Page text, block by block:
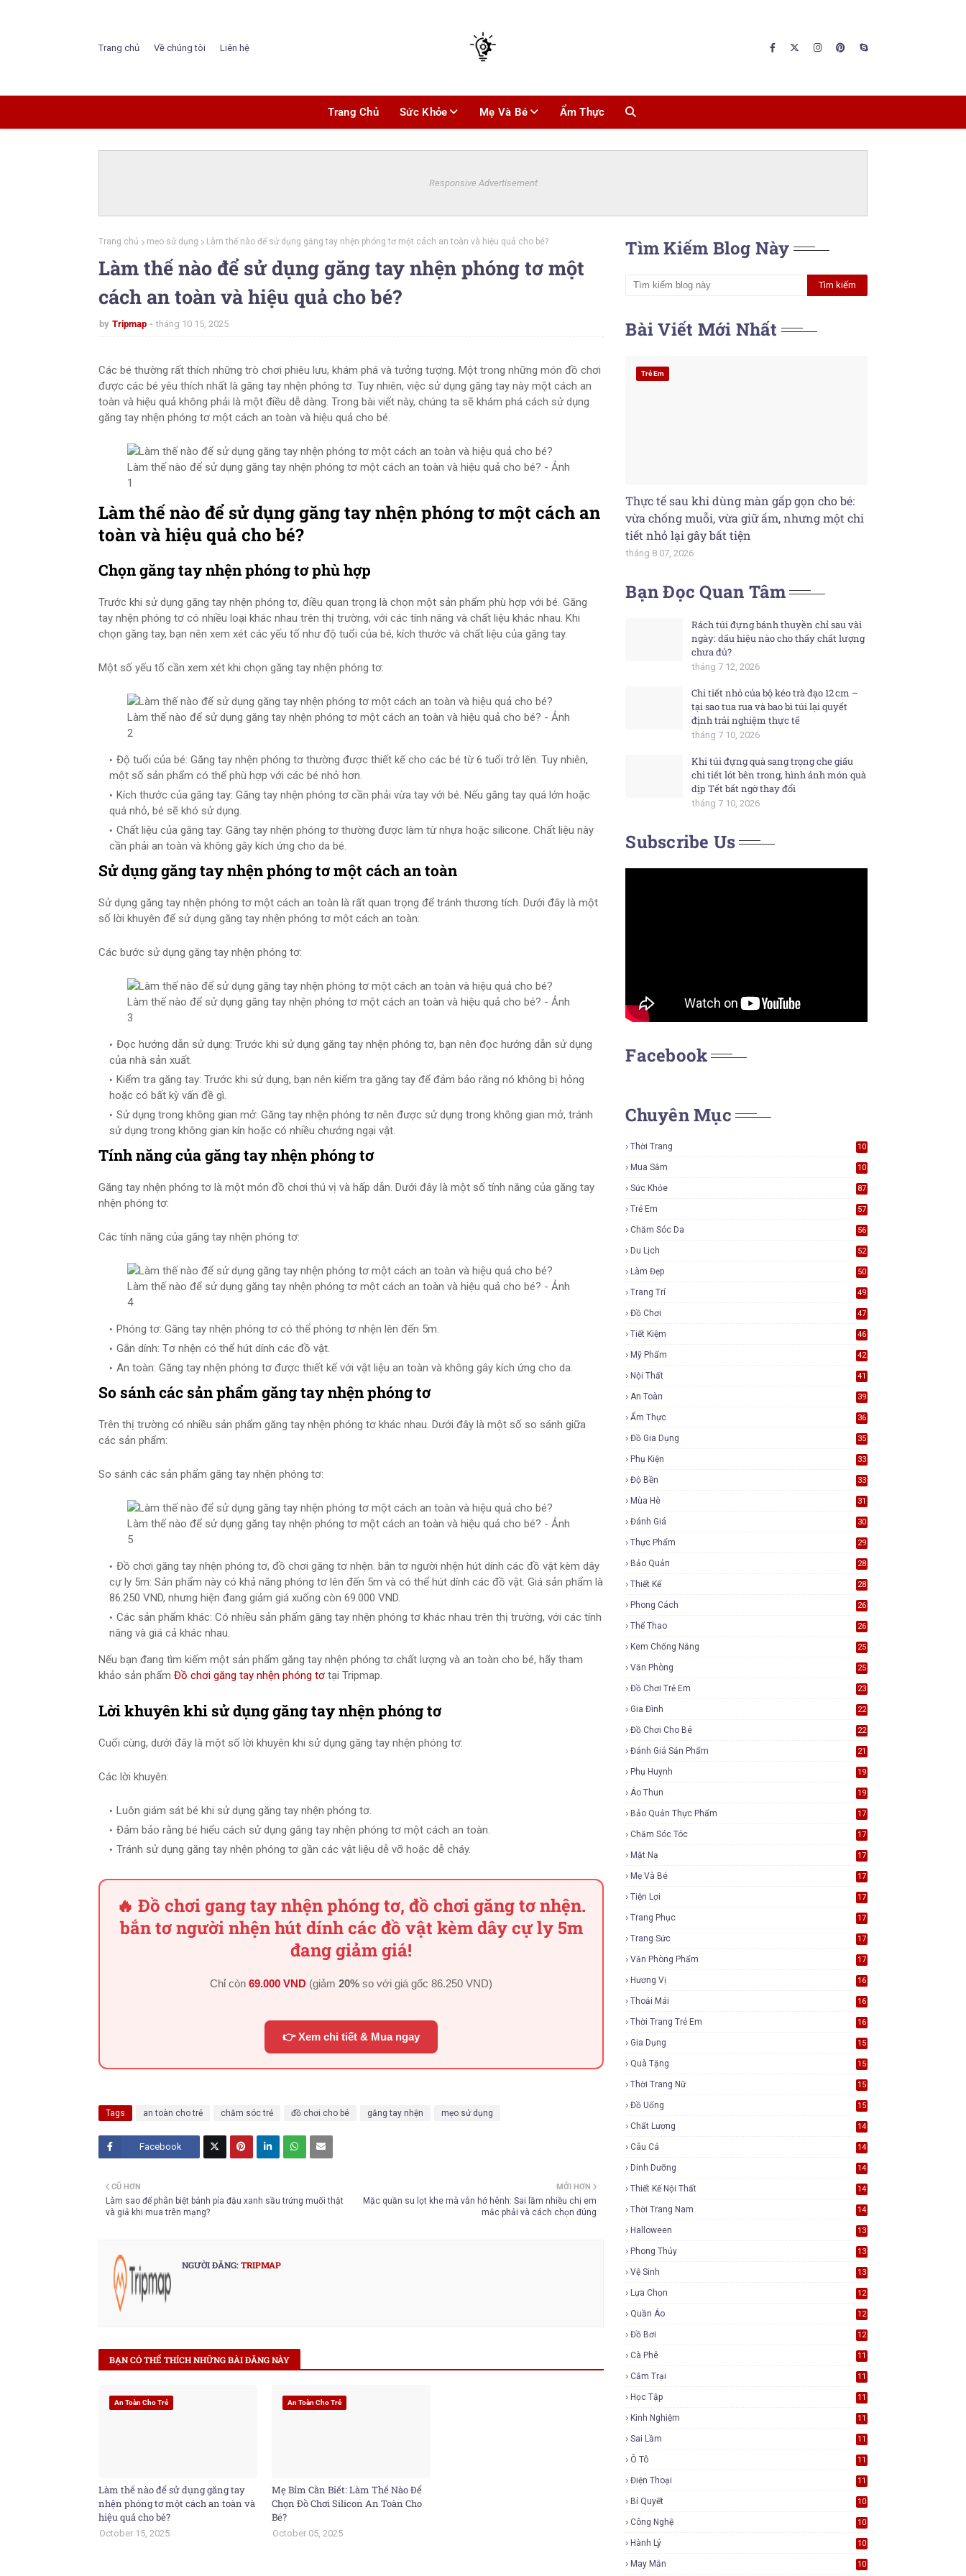
Trang chủ Về chúng tôi Liên hệ
Trang Chủ Sức Khỏe Mẹ Và Bé Ẩm Thực
Responsive Advertisement
Trang chủ mẹo sử dụng Làm thế nào để sử dụng găng tay nhện phóng tơ một cách an toàn và hiệu quả cho bé?
Làm thế nào để sử dụng găng tay nhện phóng tơ một
cách an toàn và hiệu quả cho bé?
by Tripmap tháng 10 15, 2025
Các bé thường rất thích những trò chơi phiêu lưu, khám phá và tưởng tượng. Một trong những món đồ chơi
được các bé yêu thích nhất là găng tay nhện phóng tơ. Tuy nhiên, việc sử dụng găng tay này một cách an
toàn và hiệu quả không phải là một điều dễ dàng. Trong bài viết này, chúng ta sẽ khám phá cách sử dụng
găng tay nhện phóng tơ một cách an toàn và hiệu quả cho bé.
Làm thế nào để sử dụng găng tay nhện phóng tơ một cách an toàn và hiệu quả cho bé? - Ảnh
1
Làm thế nào để sử dụng găng tay nhện phóng tơ một cách an
toàn và hiệu quả cho bé?
Chọn găng tay nhện phóng tơ phù hợp
Trước khi sử dụng găng tay nhện phóng tơ, điều quan trọng là chọn một sản phẩm phù hợp với bé. Găng
tay nhện phóng tơ có nhiều loại khác nhau trên thị trường, với các tính năng và chất liệu khác nhau. Khi
chọn găng tay, bạn nên xem xét các yếu tố như độ tuổi của bé, kích thước và chất liệu của găng tay.
Một số yếu tố cần xem xét khi chọn găng tay nhện phóng tơ:
Làm thế nào để sử dụng găng tay nhện phóng tơ một cách an toàn và hiệu quả cho bé? - Ảnh
2
Độ tuổi của bé: Găng tay nhện phóng tơ thường được thiết kế cho các bé từ 6 tuổi trở lên. Tuy nhiên,
một số sản phẩm có thể phù hợp với các bé nhỏ hơn.
Kích thước của găng tay: Găng tay nhện phóng tơ cần phải vừa tay với bé. Nếu găng tay quá lớn hoặc
quá nhỏ, bé sẽ khó sử dụng.
Chất liệu của găng tay: Găng tay nhện phóng tơ thường được làm từ nhựa hoặc silicone. Chất liệu này
cần phải an toàn và không gây kích ứng cho da bé.
Sử dụng găng tay nhện phóng tơ một cách an toàn
Sử dụng găng tay nhện phóng tơ một cách an toàn là rất quan trọng để tránh thương tích. Dưới đây là một
số lời khuyên để sử dụng găng tay nhện phóng tơ một cách an toàn:
Các bước sử dụng găng tay nhện phóng tơ:
Làm thế nào để sử dụng găng tay nhện phóng tơ một cách an toàn và hiệu quả cho bé? - Ảnh
3
Đọc hướng dẫn sử dụng: Trước khi sử dụng găng tay nhện phóng tơ, bạn nên đọc hướng dẫn sử dụng
của nhà sản xuất.
Kiểm tra găng tay: Trước khi sử dụng, bạn nên kiểm tra găng tay để đảm bảo rằng nó không bị hỏng
hoặc có bất kỳ vấn đề gì.
Sử dụng trong không gian mở: Găng tay nhện phóng tơ nên được sử dụng trong không gian mở, tránh
sử dụng trong không gian kín hoặc có nhiều chướng ngại vật.
Tính năng của găng tay nhện phóng tơ
Găng tay nhện phóng tơ là một món đồ chơi thú vị và hấp dẫn. Dưới đây là một số tính năng của găng tay
nhện phóng tơ:
Các tính năng của găng tay nhện phóng tơ:
Làm thế nào để sử dụng găng tay nhện phóng tơ một cách an toàn và hiệu quả cho bé? - Ảnh
4
Phóng tơ: Găng tay nhện phóng tơ có thể phóng tơ nhện lên đến 5m.
Gắn dính: Tơ nhện có thể hút dính các đồ vật.
An toàn: Găng tay nhện phóng tơ được thiết kế với vật liệu an toàn và không gây kích ứng cho da.
So sánh các sản phẩm găng tay nhện phóng tơ
Trên thị trường có nhiều sản phẩm găng tay nhện phóng tơ khác nhau. Dưới đây là một số so sánh giữa
các sản phẩm:
So sánh các sản phẩm găng tay nhện phóng tơ:
Làm thế nào để sử dụng găng tay nhện phóng tơ một cách an toàn và hiệu quả cho bé? - Ảnh
5
Đồ chơi găng tay nhện phóng tơ, đồ chơi găng tơ nhện. bắn tơ người nhện hút dính các đồ vật kèm dây
cự ly 5m: Sản phẩm này có khả năng phóng tơ lên đến 5m và có thể hút dính các đồ vật. Giá sản phẩm là
86.250 VND, nhưng hiện đang giảm giá xuống còn 69.000 VND.
Các sản phẩm khác: Có nhiều sản phẩm găng tay nhện phóng tơ khác nhau trên thị trường, với các tính
năng và giá cả khác nhau.
Nếu bạn đang tìm kiếm một sản phẩm găng tay nhện phóng tơ chất lượng và an toàn cho bé, hãy tham
khảo sản phẩm Đồ chơi găng tay nhện phóng tơ tại Tripmap.
Lời khuyên khi sử dụng găng tay nhện phóng tơ
Cuối cùng, dưới đây là một số lời khuyên khi sử dụng găng tay nhện phóng tơ:
Các lời khuyên:
Luôn giám sát bé khi sử dụng găng tay nhện phóng tơ.
Đảm bảo rằng bé hiểu cách sử dụng găng tay nhện phóng tơ một cách an toàn.
Tránh sử dụng găng tay nhện phóng tơ gần các vật liệu dễ vỡ hoặc dễ cháy.
🔥 Đồ chơi gang tay nhện phóng tơ, đồ chơi găng tơ nhện.
bắn tơ người nhện hút dính các đồ vật kèm dây cự ly 5m
đang giảm giá!
Chỉ còn69.000 VND (giảm20% so với giá gốc86.250 VND)
👉 Xem chi tiết & Mua ngay
Tags an toàn cho trẻ chăm sóc trẻ đồ chơi cho bé găng tay nhện mẹo sử dụng
Facebook
MỚI HƠN
Mặc quần su lọt khe mà vẫn hớ hênh: Sai lầm nhiều chị em
mắc phải và cách chọn đúng
CŨ HƠN
Làm sao để phân biệt bánh pía đậu xanh sầu trứng muối thật
và giả khi mua trên mạng?
NGƯỜI ĐĂNG:TRIPMAP
BẠN CÓ THỂ THÍCH NHỮNG BÀI ĐĂNG NÀY
An Toàn Cho Trẻ
Làm thế nào để sử dụng găng tay
nhện phóng tơ một cách an toàn và
hiệu quả cho bé?
October 15, 2025
An Toàn Cho Trẻ
Mẹ Bỉm Cần Biết: Làm Thế Nào Để
Chọn Đồ Chơi Silicon An Toàn Cho
Bé?
October 05, 2025
Tìm Kiếm Blog Này
Bài Viết Mới Nhất
Trẻ Em
Thực tế sau khi dùng màn gấp gọn cho bé:
vừa chống muỗi, vừa giữ ấm, nhưng một chi
tiết nhỏ lại gây bất tiện
tháng 8 07, 2026
Bạn Đọc Quan Tâm
Rách túi đựng bánh thuyền chỉ sau vài
ngày: dấu hiệu nào cho thấy chất lượng
chưa đủ?
tháng 7 12, 2026
Chi tiết nhỏ của bộ kéo trà đạo 12 cm –
tại sao tua rua và bao bì túi lại quyết
định trải nghiệm thực tế
tháng 7 10, 2026
Khi túi đựng quà sang trọng che giấu
chi tiết lót bên trong, hình ảnh món quà
dịp Tết bất ngờ thay đổi
tháng 7 10, 2026
Subscribe Us
Facebook
Chuyên Mục
Thời Trang
10
Mua Sắm
10
Sức Khỏe 87
Trẻ Em 57
Chăm Sóc Da 56
Du Lịch 52
Làm Đẹp 50
Trang Trí 49
Đồ Chơi 47
Tiết Kiệm 46
Mỹ Phẩm 42
Nội Thất 41
An Toàn 39
Ẩm Thực 36
Đồ Gia Dụng 35
Phụ Kiện 33
Độ Bền 33
Mùa Hè 31
Đánh Giá 30
Thực Phẩm 29
Bảo Quản 28
Thiết Kế 28
Phong Cách 26
Thể Thao 26
Kem Chống Nắng 25
Văn Phòng 25
Đồ Chơi Trẻ Em 23
Gia Đình 22
Đồ Chơi Cho Bé 22
Đánh Giá Sản Phẩm 21
Phụ Huynh 19
Áo Thun 19
Bảo Quản Thực Phẩm 17
Chăm Sóc Tóc 17
Mặt Nạ 17
Mẹ Và Bé 17
Tiện Lợi 17
Trang Phục 17
Trang Sức 17
Văn Phòng Phẩm 17
Hương Vị 16
Thoải Mái 16
Thời Trang Trẻ Em 16
Gia Dụng 15
Quà Tặng 15
Thời Trang Nữ 15
Đồ Uống 15
Chất Lượng 14
Câu Cá 14
Dinh Dưỡng 14
Thiết Kế Nội Thất 14
Thời Trang Nam 14
Halloween 13
Phong Thủy 13
Vệ Sinh 13
Lựa Chọn 12
Quần Áo 12
Đồ Bơi 12
Cà Phê 11
Cắm Trại 11
Học Tập 11
Kinh Nghiệm 11
Sai Lầm 11
Ô Tô 11
Điện Thoại 11
Bí Quyết 10
Công Nghệ 10
Hành Lý 10
May Mắn 10